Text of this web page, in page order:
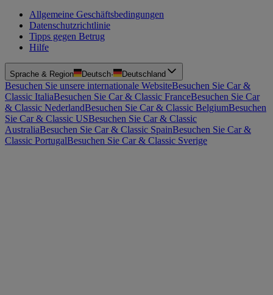
Allgemeine Geschäftsbedingungen
Datenschutzrichtlinie
Tipps gegen Betrug
Hilfe
Sprache & Region Deutsch· Deutschland
Besuchen Sie unsere internationale WebsiteBesuchen Sie Car &
Classic ItaliaBesuchen Sie Car & Classic FranceBesuchen Sie Car
& Classic NederlandBesuchen Sie Car & Classic BelgiumBesuchen
Sie Car & Classic USBesuchen Sie Car & Classic
AustraliaBesuchen Sie Car & Classic SpainBesuchen Sie Car &
Classic PortugalBesuchen Sie Car & Classic Sverige